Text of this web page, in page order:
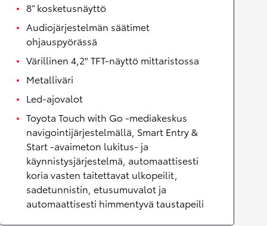
8” kosketusnäyttö
Audiojärjestelmän säätimet
ohjauspyörässä
Värillinen 4,2" TFT-näyttö mittaristossa
Metalliväri
Led-ajovalot
Toyota Touch with Go -mediakeskus
navigointijärjestelmällä, Smart Entry &
Start -avaimeton lukitus- ja
käynnistysjärjestelmä, automaattisesti
koria vasten taitettavat ulkopeilit,
sadetunnistin, etusumuvalot ja
automaattisesti himmentyvä taustapeili